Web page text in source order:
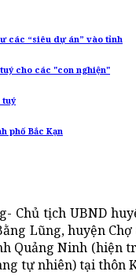
các “siêu dự án” vào tỉnh
cho các "con nghiện"
tuý
phố Bắc Kạn
Chủ tịch UBND
Lũng, huyện
Quảng Ninh (hiện
tự nhiên) tại thôn